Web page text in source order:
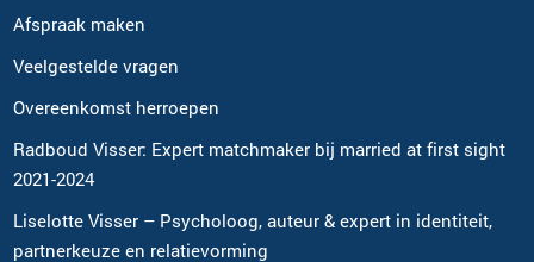
Afspraak maken
Veelgestelde vragen
Overeenkomst herroepen
Radboud Visser: Expert matchmaker bij married at first sight
2021-2024
Liselotte Visser – Psycholoog, auteur & expert in identiteit,
partnerkeuze en relatievorming